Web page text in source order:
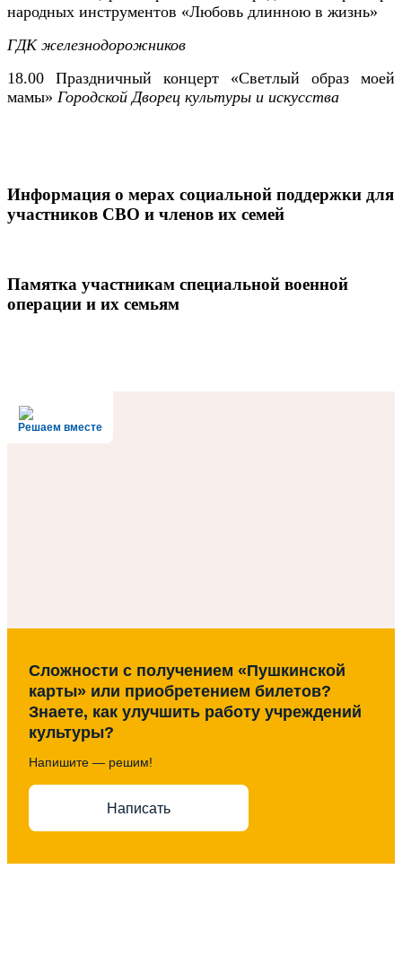
народных инструментов «Любовь длинною в жизнь»
ГДК железнодорожников
18.00 Праздничный концерт «Светлый образ моей
мамы» Городской Дворец культуры и искусства
Информация о мерах социальной поддержки для
участников СВО и членов их семей
Памятка участникам специальной военной
операции и их семьям
Решаем вместе
Сложности с получением «Пушкинской
карты» или приобретением билетов?
Знаете, как улучшить работу учреждений
культуры?
Напишите — решим!
Написать